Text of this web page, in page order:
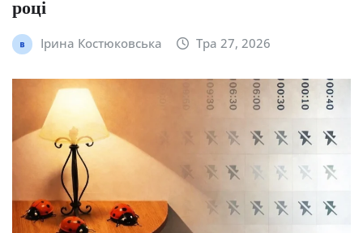
році
Ірина Костюковська Тра 27, 2026